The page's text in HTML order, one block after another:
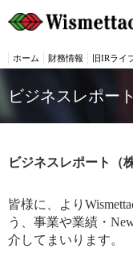
ホーム 財務情報 旧IRライ
ビジネスレポー
ビジネスレポート（
皆様に、より
う、事業や業績・
介してまいります。